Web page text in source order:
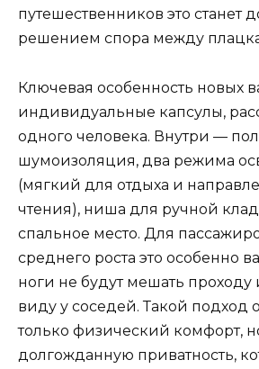
путешественников это станет
решением спора между
Ключевая особенность новых
индивидуальные капсулы,
одного человека. Внутри —
шумоизоляция, два режима
(мягкий для отдыха и
чтения), ниша для ручной
спальное место. Для
среднего роста это особенно
ноги не будут мешать проходу
виду у соседей. Такой подход
только физический комфорт,
долгожданную приватность,